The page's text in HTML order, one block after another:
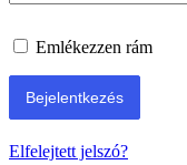
Emlékezzen rám
Elfelejtett jelszó?